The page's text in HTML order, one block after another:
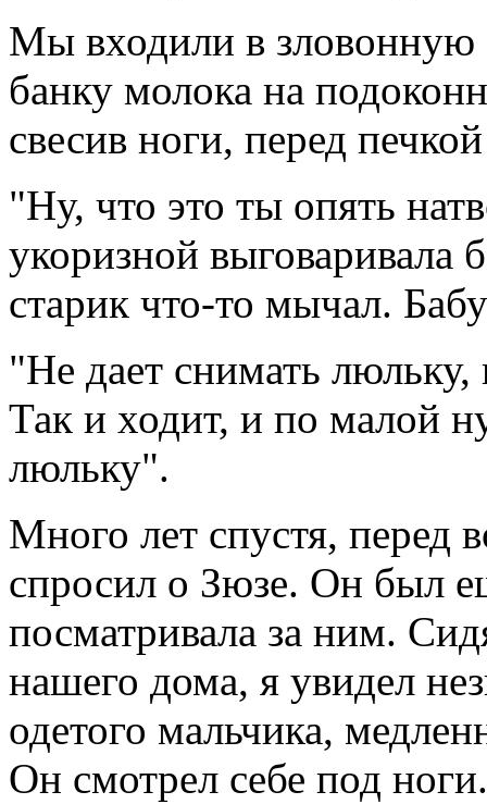
Мы входили в зловонную
банку молока на
свесив ноги, перед
"Ну, что это ты опять
укоризной
старик что-то мычал.
"Не дает снимать
Так и ходит, и по малой
люльку".
Много лет спустя, перед
спросил о Зюзе. Он был
посматривала за ним.
нашего дома, я увидел
одетого мальчика,
Он смотрел себе под ноги.